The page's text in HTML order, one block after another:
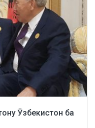
Ӯзбекистон ба